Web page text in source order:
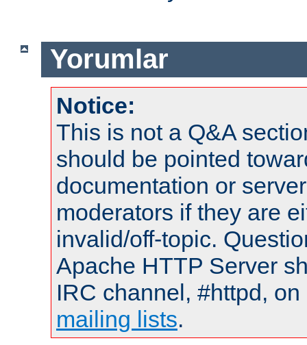
Yorumlar
Notice:
This is not a Q&A
should be pointed
documentation or
moderators if they are
invalid/off-topic.
Apache HTTP Server
IRC channel, #httpd,
mailing lists.